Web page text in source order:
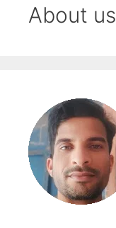
About us